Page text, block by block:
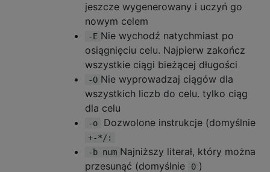
jeszcze wygenerowany i uczyń go
nowym celem
-E Nie wychodź natychmiast po
osiągnięciu celu. Najpierw zakończ
wszystkie ciągi bieżącej długości
-O Nie wyprowadzaj ciągów dla
wszystkich liczb do celu. tylko ciąg
dla celu
-o Dozwolone instrukcje (domyślnie
+-*/:
-b num Najniższy literał, który można
przesunąć (domyślnie
0 )